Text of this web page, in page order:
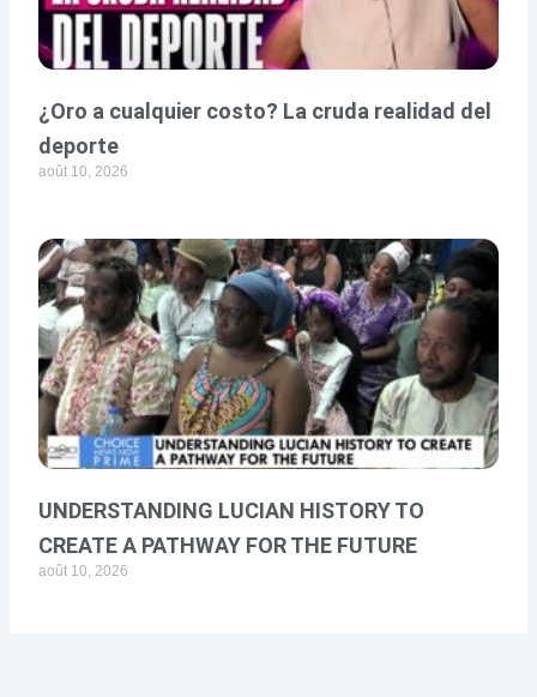
¿Oro a cualquier costo? La cruda realidad del
deporte
août 10, 2026
UNDERSTANDING LUCIAN HISTORY TO
CREATE A PATHWAY FOR THE FUTURE
août 10, 2026